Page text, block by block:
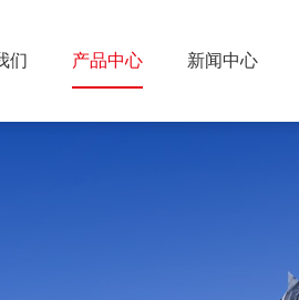
们 产品中心 新闻中心